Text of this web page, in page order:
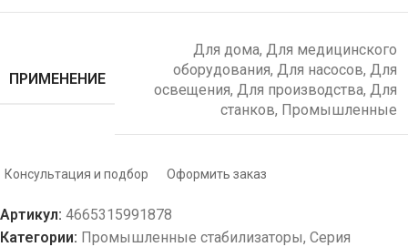
ПРИМЕНЕНИЕ
Для дома, Для медицинского
оборудования, Для насосов, Для
освещения, Для производства, Для
станков, Промышленные
Консультация и подбор Оформить заказ
Артикул: 4665315991878
Категории: Промышленные стабилизаторы, Серия